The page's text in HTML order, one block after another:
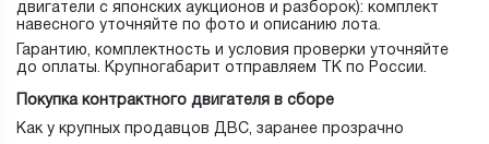
двигатели с японских аукционов и разборок): комплект
навесного уточняйте по фото и описанию лота.
Гарантию, комплектность и условия проверки уточняйте
до оплаты. Крупногабарит отправляем ТК по России.
Покупка контрактного двигателя в сборе
Как у крупных продавцов ДВС, заранее прозрачно